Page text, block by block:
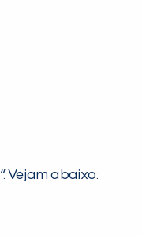
“. Vejam abaixo: